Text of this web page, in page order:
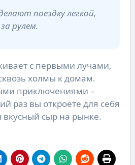
рулем.
с первыми лучами,
холмы к домам.
приключениями –
раз вы откроете для себя
сыр на рынке.